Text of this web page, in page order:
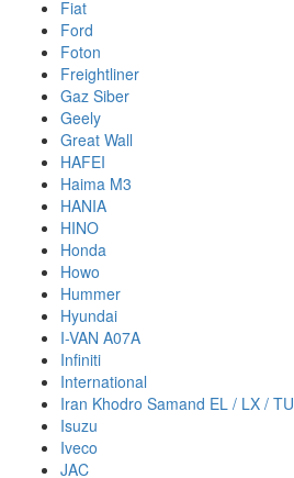
Fiat
Ford
Foton
Freightliner
Gaz Siber
Geely
Great Wall
HAFEI
Haima M3
HANIA
HINO
Honda
Howo
Hummer
Hyundai
I-VAN A07A
Infiniti
International
Iran Khodro Samand EL / LX / TU
Isuzu
Iveco
JAC